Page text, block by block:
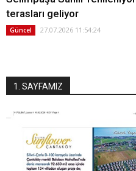
terasları geliyor
Güncel 27.07.2026 11:54:24
1. SAYFAMIZ